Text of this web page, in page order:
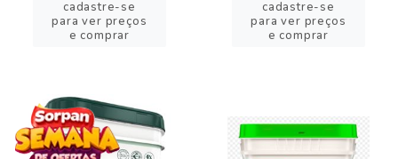
cadastre-se
para ver preços
e comprar
cadastre-se
para ver preços
e comprar